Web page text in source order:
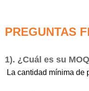
PREGUNTAS
1). ¿Cuál es su
La cantidad mínima de